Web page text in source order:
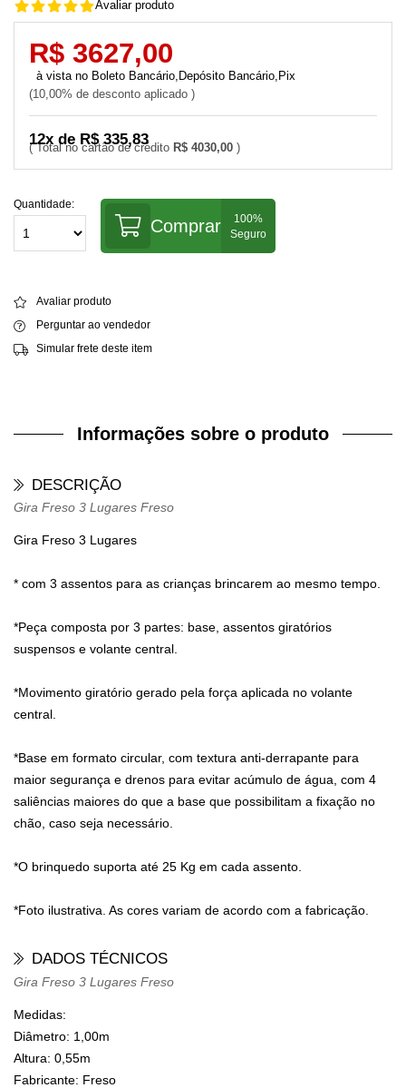
Avaliar produto
R$ 4030,00
12x de R$ 335,83
R$ 3627,00
10,00% de desconto aplicado
Boleto Bancário,Depósito Bancário,Pix
Quantidade:
Comprar
Avaliar produto
Perguntar ao vendedor
Simular frete deste item
Informações sobre o produto
DESCRIÇÃO
Gira Freso 3 Lugares Freso
Gira Freso 3 Lugares
* com 3 assentos para as crianças brincarem ao mesmo tempo.
*Peça composta por 3 partes: base, assentos giratórios
suspensos e volante central.
*Movimento giratório gerado pela força aplicada no volante
central.
*Base em formato circular, com textura anti-derrapante para
maior segurança e drenos para evitar acúmulo de água, com 4
saliências maiores do que a base que possibilitam a fixação no
chão, caso seja necessário.
*O brinquedo suporta até 25 Kg em cada assento.
*Foto ilustrativa. As cores variam de acordo com a fabricação.
DADOS TÉCNICOS
Gira Freso 3 Lugares Freso
Medidas:
Diâmetro: 1,00m
Altura: 0,55m
Fabricante: Freso